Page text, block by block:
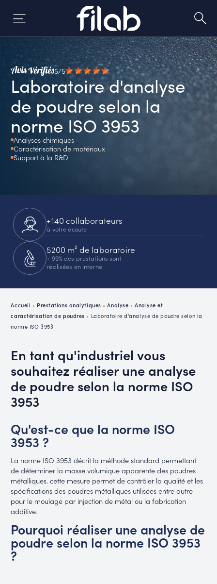
5/5
Laboratoire d'analyse
de poudre selon la
norme ISO 3953
Analyses chimiques
Caractérisation de matériaux
Support à la R&D
+140 collaborateurs
à votre écoute
5200 m² de laboratoire
+ 99% des prestations sont
réalisées en interne
Accueil • Prestations analytiques •Analyse • Analyse et
caractérisation de poudres • Laboratoire d’analyse de poudre selon la
norme ISO 3953
En tant qu'industriel vous
souhaitez réaliser une analyse
de poudre selon la norme ISO
3953
Qu'est-ce que la norme ISO
3953 ?
La norme ISO 3953 décrit la méthode standard permettant
de déterminer la masse volumique apparente des poudres
métalliques. cette mesure permet de contrôler la qualité et les
spécifications des poudres métalliques utilisées entre autre
pour le moulage par injection de métal ou la fabrication
additive.
Pourquoi réaliser une analyse de
poudre selon la norme ISO 3953
?